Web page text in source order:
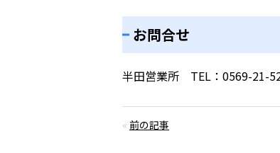
お問合せ
半田営業所 TEL：0569-21-
« 前の記事